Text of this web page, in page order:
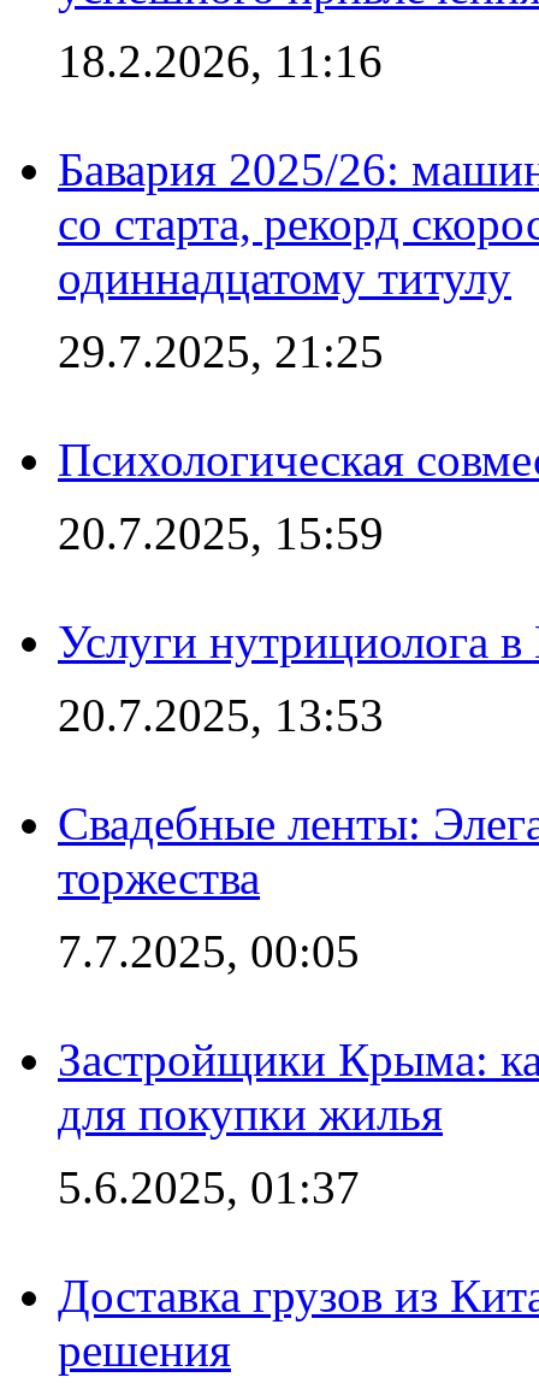
18.2.2026, 11:16
Бавария 2025/26:
со старта, рекорд
одиннадцатому титулу
29.7.2025, 21:25
Психологическая
20.7.2025, 15:59
Услуги нутрициолога
20.7.2025, 13:53
Свадебные ленты:
торжества
7.7.2025, 00:05
Застройщики Крыма:
для покупки жилья
5.6.2025, 01:37
Доставка грузов из
решения